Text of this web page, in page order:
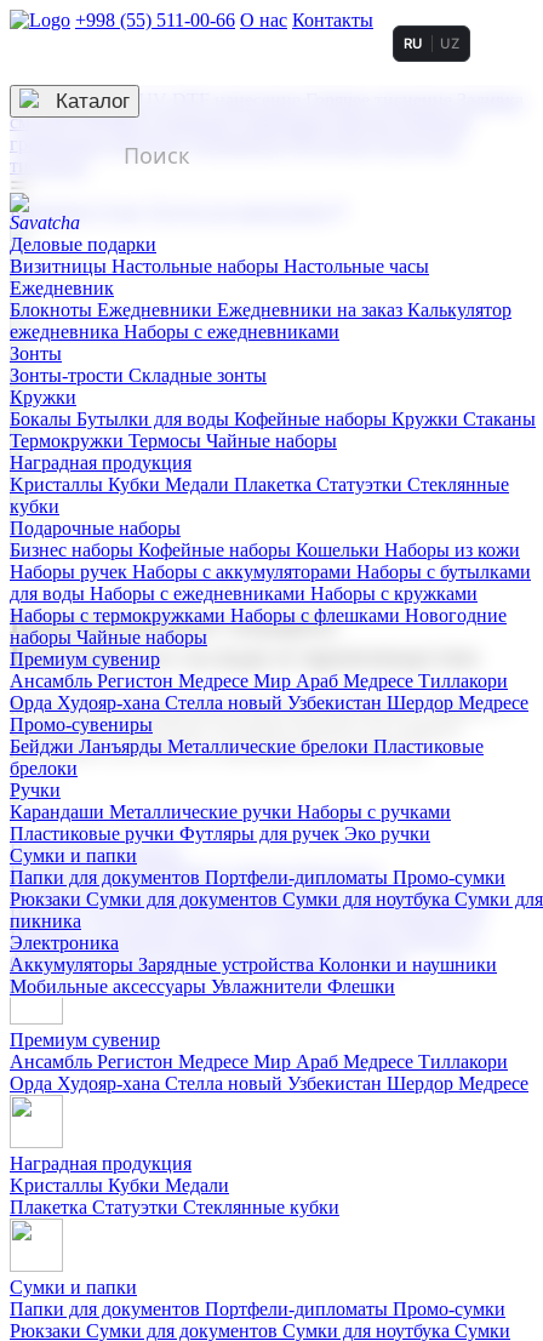
+998 (55) 511-00-66 О нас Контакты
3D гравировка
смолой (Doming)
гравировка твердая
тиснение
RU UZ
☰
Контакты
Каталог
Деловые подарки
Визитницы Настольные наборы Настольные часы
Ежедневник
Блокноты Ежедневники Ежедневники на заказ Калькулятор
ежедневника Наборы с ежедневниками
Зонты
Зонты-трости Складные зонты
Кружки
Бокалы Бутылки для воды Кофейные наборы Кружки Стаканы
Термокружки Термосы Чайные наборы
Наградная продукция
Kристаллы Кубки Медали Плакетка Статуэтки Стеклянные
кубки
Подарочные наборы
Бизнес наборы Кофейные наборы Кошельки Наборы из кожи
Наборы ручек Наборы с аккумуляторами Наборы с бутылками
для воды Наборы с ежедневниками Наборы с кружками
Наборы с термокружками Наборы с флешками Новогодние
наборы Чайные наборы
Премиум сувенир
Ансамбль Регистон Медресе Мир Араб Медресе Тиллакори
Орда Худояр-хана Стелла новый Узбекистан Шердор Медресе
Промо-сувениры
Бейджи Ланъярды Металлические брелоки Пластиковые
брелоки
Ручки
Карандаши Металлические ручки Наборы с ручками
Пластиковые ручки Футляры для ручек Эко ручки
Сумки и папки
Папки для документов Портфели-дипломаты Промо-сумки
Рюкзаки Сумки для документов Сумки для ноутбука Сумки для
пикника
Электроника
Аккумуляторы Зарядные устройства Колонки и наушники
Мобильные аксессуары Увлажнители Флешки
Корпоративные подарки
Поставка со склада и производство
Мы предлагаем широкий выбор корпоративных подарков и
сувениров с логотипом. В нашем каталоге вы найдете
продукцию для бизнеса, мероприятия и клиентов.
Подарочные наборы
Бизнес наборыКофейные наборы Кошельки
Наборы из кожиНаборы ручекНаборы с аккумуляторами
Наборы с бутылками для воды
Наборы с ежедневниками
Наборы с кружками
флешкамиНовогодние наборыЧайные наборы
Премиум сувенир
Ансамбль Регистон Медресе Мир Араб Медресе Тиллакори
Орда Худояр-хана Стелла новый Узбекистан Шердор Медресе
Наградная продукция
Kристаллы Кубки Медали
Плакетка Статуэтки Стеклянные кубки
Сумки и папки
Папки для документов Портфели-дипломаты Промо-сумки
Рюкзаки Сумки для документов Сумки для ноутбука Сумки